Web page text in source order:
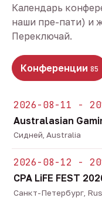
Календарь
наши пре-пати) и
Переключай.
Конференции 85
2026-08-11 -
Australasian
Сидней, Australia
2026-08-12 -
CPA LiFE FEST
Санкт-Петербург,